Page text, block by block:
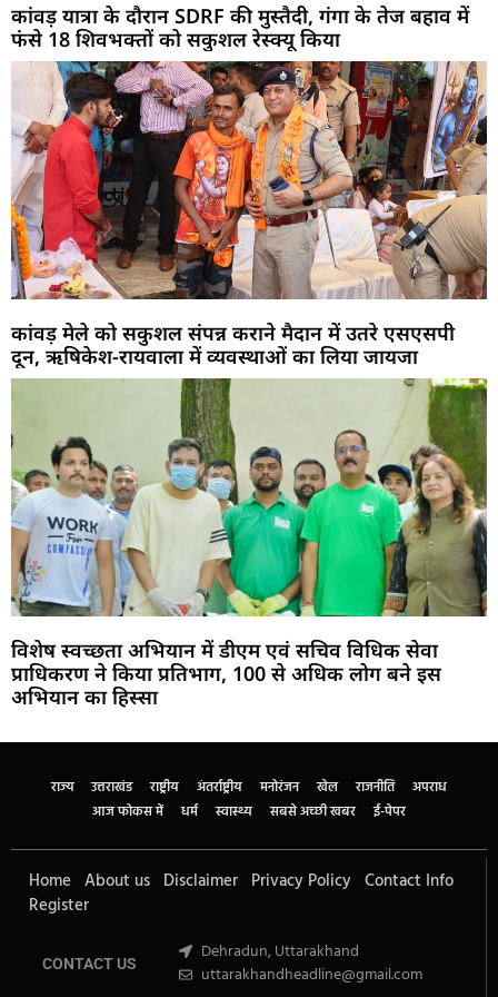
कांवड़ यात्रा के दौरान SDRF की मुस्तैदी, गंगा के तेज बहाव में
फंसे 18 शिवभक्तों को सकुशल रेस्क्यू किया
कांवड़ मेले को सकुशल संपन्न कराने मैदान में उतरे एसएसपी
दून, ऋषिकेश-रायवाला में व्यवस्थाओं का लिया जायजा
विशेष स्वच्छता अभियान में डीएम एवं सचिव विधिक सेवा
प्राधिकरण ने किया प्रतिभाग, 100 से अधिक लोग बने इस
अभियान का हिस्सा
राज्य उत्तराखंड राष्ट्रीय अंतर्राष्ट्रीय मनोरंजन खेल राजनीति
अपराध
आज फोकस में
धर्म स्वास्थ्य सबसे अच्छी खबर ई-पेपर
Home About us Disclaimer Privacy Policy Contact Info
Register
CONTACT US
Dehradun, Uttarakhand
uttarakhandheadline@gmail.com